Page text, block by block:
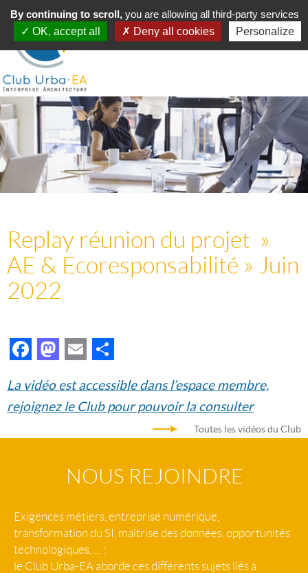
Toggle
navigation
MENU
Replay réunion du projet »
AE & Ecoresponsabilité » Juin
2022
Facebook
Mastodon
Email
La vidéo est accessible dans l’espace membre,
rejoignez le Club pour pouvoir la consulter
Toutes les vidéos du Club
NOUS REJOINDRE
Exigences métiers, entreprise numérique,
transformation du SI, maîtrise des données, opportunités
technologiques, … :
le Club Urba-EA aborde ces différents sujets liés à
By continuing to scroll, you are allowing all third-party services
OK, accept all
Deny all cookies Personalize